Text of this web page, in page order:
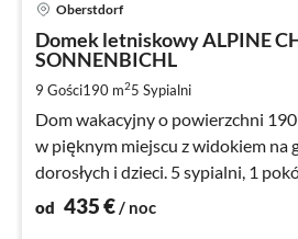
Oberstdorf
Domek letniskowy ALPINE
SONNENBICHL
9 Gości190 m25 Sypialni
Dom wakacyjny o powierzchni
w pięknym miejscu z widokiem na góry Dla 9-
dorosłych i dzieci. 5 sypialni, 1
KOLEJKA GÓRSKA W CENIE !
od 435€/ noc